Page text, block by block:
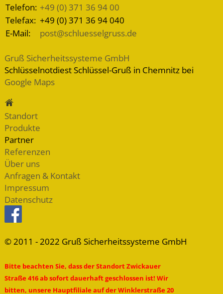
Telefon: +49 (0) 371 36 94 00
Telefax: +49 (0) 371 36 94 040
E-Mail:
post@schluesselgruss.de
Gruß Sicherheitssysteme GmbH
Schlüsselnotdiest Schlüssel-Gruß in Chemnitz bei
Google Maps
Standort
Produkte
Partner
Referenzen
Über uns
Anfragen & Kontakt
Impressum
Datenschutz
© 2011 - 2022 Gruß Sicherheitssysteme GmbH
Bitte beachten Sie, dass der Standort Zwickauer
Straße 416 ab sofort dauerhaft geschlossen ist! Wir
bitten, unsere Hauptfiliale auf der Winklerstraße 20